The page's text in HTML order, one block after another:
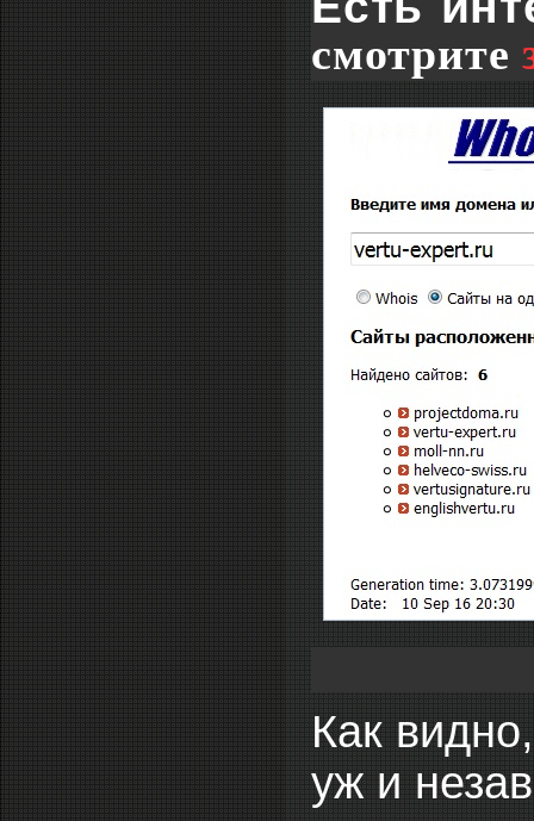
смотрите
Как
уж и